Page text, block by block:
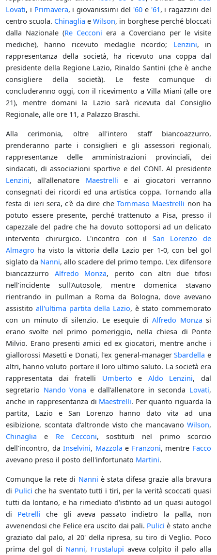
Lovati, i Primavera, i giovanissimi del '60e '61, i ragazzini del
centro scuola. Chinaglia e Wilson, in borghese perché bloccati
dalla Nazionale (Re Cecconi era a Coverciano per le visite
mediche), hanno ricevuto medaglie ricordo; Lenzini, in
rappresentanza della società, ha ricevuto una coppa dal
presidente della Regione Lazio, Rinaldo Santini (che è anche
consigliere della società). Le feste comunque di
concluderanno oggi, con il ricevimento a Villa Miani (alle ore
21), mentre domani la Lazio sarà ricevuta dal Consiglio
Regionale, alle ore 11, a Palazzo Braschi.
Alla cerimonia, oltre all'intero staff biancoazzurro,
prenderanno parte i consiglieri e gli assessori regionali,
rappresentanze delle amministrazioni provinciali, dei
sindacati, di associazioni sportive e del CONI. Al presidente
Lenzini, all'allenatore Maestrelli e ai giocatori verranno
consegnati dei ricordi ed una artistica coppa. Tornando alla
festa di ieri sera, c'è da dire che Tommaso Maestrelli non ha
potuto essere presente, perché trattenuto a Pisa, presso il
capezzale del padre che ha dovuto sottoporsi ad un delicato
intervento chirurgico. L'incontro con il San Lorenzo de
Almagro ha visto la vittoria della Lazio per 1-0, con bel gol
siglato da Nanni, allo scadere del primo tempo. L'ex difensore
biancazzurro Alfredo Monza, perito con altri due tifosi
nell'incidente sull'Autosole, mentre domenica stavano
rientrando in pullman a Roma da Bologna, dove avevano
assistito all'ultima partita della Lazio, è stato commemorato
con un minuto di silenzio. Le esequie diAlfredo Monza si
erano svolte nel primo pomeriggio, nella chiesa di Ponte
Milvio. Erano presenti amici ed ex giocatori, mentre anche i
giallorossi Masetti e Donati, l'ex general-managerSbardella e
altri, hanno voluto portare il loro ultimo saluto. La società era
rappresentata dai fratelli Umberto e Aldo Lenzini, dal
segretario Nando Vona e dall'allenatore in seconda Lovati,
anche in rappresentanza di Maestrelli. Per quanto riguarda la
partita, Lazio e San Lorenzo hanno dato vita ad una
esibizione, scontata d'altronde visto che mancavano Wilson,
Chinaglia e Re Cecconi, sostituiti nel primo scorcio
dell'incontro, daInselvini, Mazzola e Franzoni, mentre Facco
avevano preso il posto dell'infortunato Martini.
Comunque la rete di Nanni è stata difesa grazie alla bravura
di Pulici che ha sventato tutti i tiri, per la verità scoccati quasi
tutti da lontano, e ha rimediato d'istinto ad un quasi autogol
di Petrelli che gli aveva passato indietro la palla, non
avvenendosi che Felice era uscito dai pali. Pulici è stato anche
graziato dal palo, al 20' della ripresa, su tiro di Veglio. Poco
prima del gol di Nanni, Frustalupi aveva colpito il palo alla